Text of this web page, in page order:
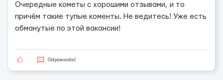
Очередные кометы с хорошими отзывами, и то
причём такие тупые коменты. Не ведитесь! Уже есть
обманутые по этой вакансии!
Odpowiadać